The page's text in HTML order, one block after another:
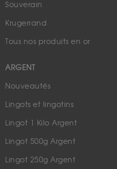
Souverain
Krugerrand
Tous nos produits en or
ARGENT
Nouveautés
Lingots et lingotins
Lingot 1 Kilo Argent
Lingot 500g Argent
Lingot 250g Argent